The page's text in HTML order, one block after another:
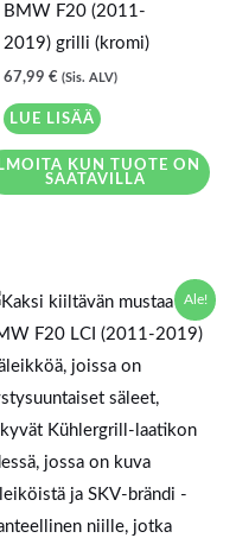
BMW F20 (2011-
2019) grilli (kromi)
67,99 € (Sis. ALV)
LUE LISÄÄ
KUN TUOTE ON
SAATAVILLA
Ale!
Alkuperäinen
oli:
67,99 €.
Nykyinen
on: